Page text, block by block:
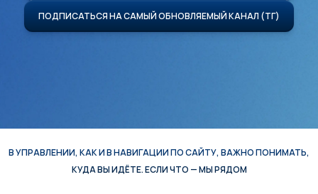
ПОДПИСАТЬСЯ НА САМЫЙ ОБНОВЛЯЕМЫЙ КАНАЛ (ТГ)
В УПРАВЛЕНИИ, КАК И В НАВИГАЦИИ ПО САЙТУ, ВАЖНО ПОНИМАТЬ,
КУДА ВЫ ИДЁТЕ. ЕСЛИ ЧТО — МЫ РЯДОМ